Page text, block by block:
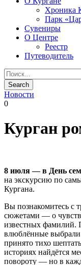
Хроника
Парк
Сувениры
О Центре
Реестр
Путеводитель
Новости
0
Курган
8 июля — в День
на экскурсию по
Кургана.
Вы познакомитесь с
сюжетами — о
известных фамилий.
влюблённые выбрали
принято тихо
историях найдётся
повороту — но в